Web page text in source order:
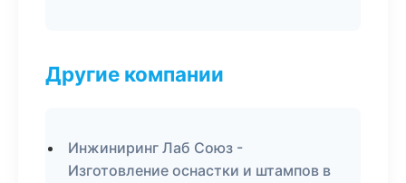
Другие компании
Инжиниринг Лаб Союз -
Изготовление оснастки и штампов в